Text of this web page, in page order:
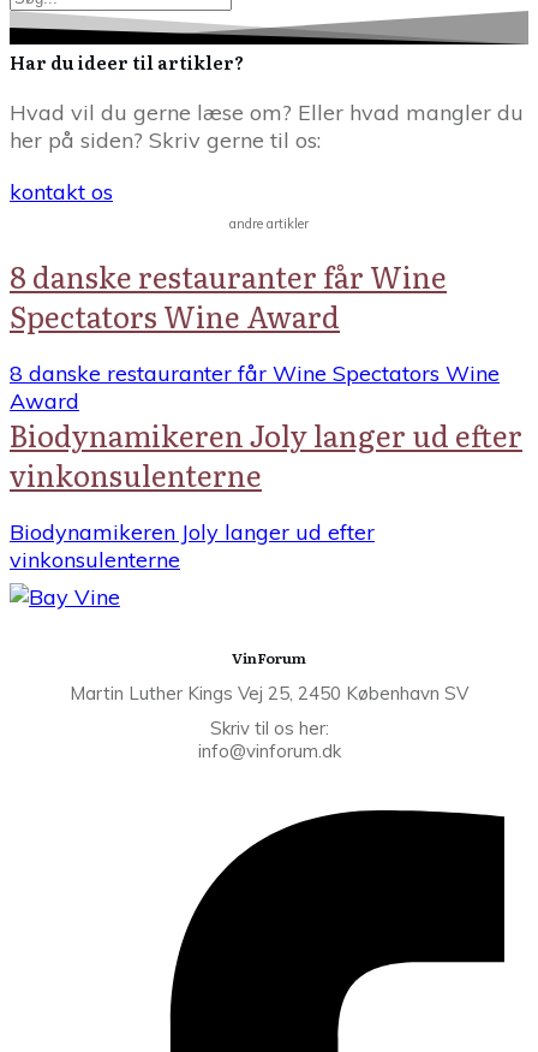
Har du ideer til artikler?
Hvad vil du gerne læse om? Eller hvad mangler du
her på siden? Skriv gerne til os:
kontakt os
andre artikler
8 danske restauranter får Wine
Spectators Wine Award
8 danske restauranter får Wine Spectators Wine
Award
Biodynamikeren Joly langer ud efter
vinkonsulenterne
Biodynamikeren Joly langer ud efter
vinkonsulenterne
VinForum
Martin Luther Kings Vej 25, 2450 København SV
Skriv til os her:
info@vinforum.dk